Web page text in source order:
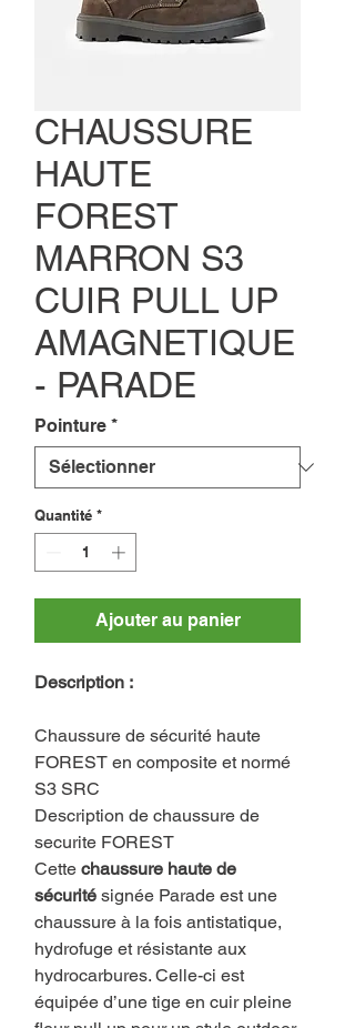
CHAUSSURE
HAUTE
FOREST
MARRON S3
CUIR PULL UP
AMAGNETIQUE
- PARADE
Pointure *
Quantité *
Ajouter au panier
Description :
Chaussure de sécurité haute
FOREST en composite et normé
S3 SRC
Description de chaussure de
securite FOREST
Cette chaussure haute de
sécurité signée Parade est une
chaussure à la fois antistatique,
hydrofuge et résistante aux
hydrocarbures. Celle-ci est
équipée d’une tige en cuir pleine